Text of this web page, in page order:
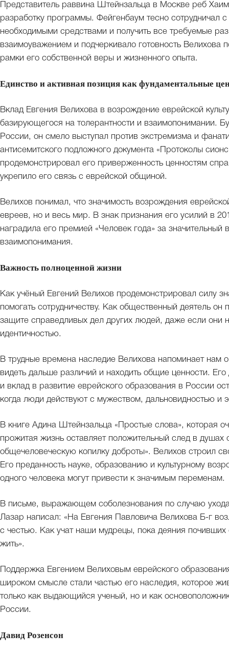
Представитель раввина Штейнзальца в Москве реб
разработку программы. Фейгенбаум тесно сотрудничал
необходимыми средствами и получить все требуемые
взаимоуважением и подчеркивало готовность Велихова
рамки его собственной веры и жизненного опыта.
Единство и активная позиция как фундаментальные
Вклад Евгения Велихова в возрождение еврейской
базирующегося на толерантности и взаимопонимании.
России, он смело выступал против экстремизма и
антисемитского подложного документа «Протоколы
продемонстрировал его приверженность ценностям
укрепило его связь с еврейской общиной.
Велихов понимал, что значимость возрождения
евреев, но и весь мир. В знак признания его усилий в
наградила его премией «Человек года» за значительный
взаимопонимания.
Важность полноценной жизни
Как учёный Евгений Велихов продемонстрировал силу
помогать сотрудничеству. Как общественный деятель он
защите справедливых дел других людей, даже если они
идентичностью.
В трудные времена наследие Велихова напоминает нам
видеть дальше различий и находить общие ценности.
и вклад в развитие еврейского образования в России
когда люди действуют с мужеством, дальновидностью и
В книге Адина Штейнзальца «Простые слова», которая
прожитая жизнь оставляет положительный след в
общечеловеческую копилку доброты». Велихов строил
Его преданность науке, образованию и культурному
одного человека могут привести к значимым переменам.
В письме, выражающем соболезнования по случаю
Лазар написал: «На Евгения Павловича Велихова Б-г
с честью. Как учат наши мудрецы, пока деяния
жить».
Поддержка Евгением Велиховым еврейского
широком смысле стали частью его наследия, которое
только как выдающийся ученый, но и как
России.
Давид Розенсон